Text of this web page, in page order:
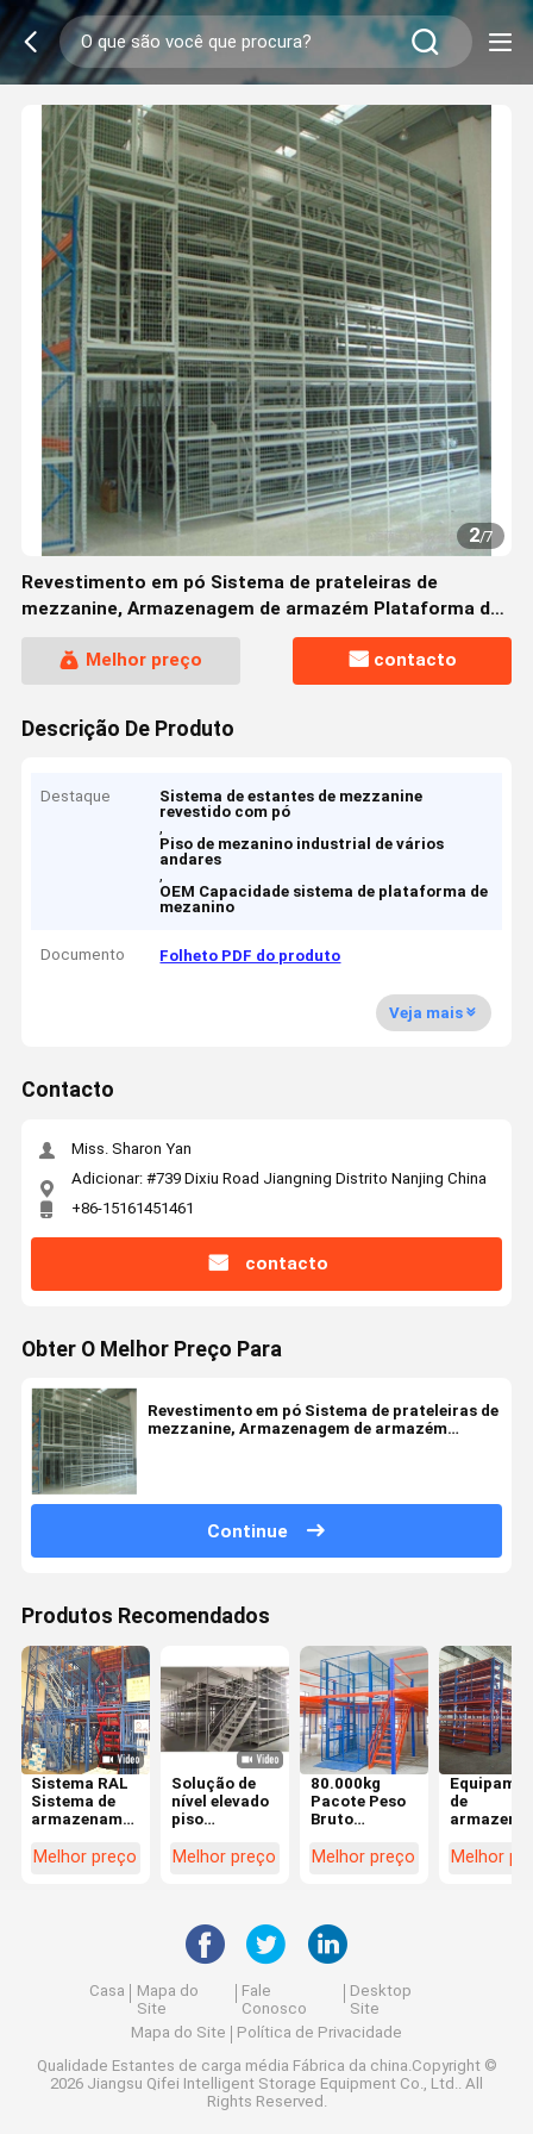
2/7
Revestimento em pó Sistema de prateleiras de
mezzanine, Armazenagem de armazém Plataforma de
Melhor preço
contacto
Descrição De Produto
Destaque
Sistema de estantes de mezzanine
revestido com pó
,
Piso de mezanino industrial de vários
andares
,
OEM Capacidade sistema de plataforma de
mezanino
Documento Folheto PDF do produto
Veja mais
Contacto
Miss. Sharon Yan
Adicionar: #739 Dixiu Road Jiangning Distrito Nanjing China
+86-15161451461
contacto
Obter O Melhor Preço Para
Revestimento em pó Sistema de prateleiras de
mezzanine, Armazenagem de armazém
Continue
Produtos Recomendados
Sistema RAL
Sistema de
armazenamento
Mezzanine
Capacidade
Melhor preço
Solução de
nível elevado
piso
3 níveis com
300 500 800
Melhor preço
80.000kg
Pacote Peso
Bruto
Estantes
Mezzanino
Melhor preço
de
armazéns
vários
Melhor
Casa
Mapa do
Site
Fale
Conosco
Desktop
Site
Mapa do Site
Política de Privacidade
Qualidade Estantes de carga média Fábrica da china.Copyright ©
2026 Jiangsu Qifei Intelligent Storage Equipment Co., Ltd.. All
Rights Reserved.